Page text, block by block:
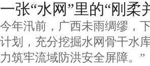
一张“水网”里的“刚柔
今年汛前，广西未雨绸缪，
计划，充分挖掘水网骨干水
力筑牢流域防洪安全屏障